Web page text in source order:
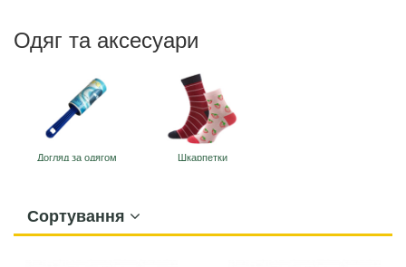
Одяг та аксесуари
Догляд за одягом Шкарпетки
Сортування